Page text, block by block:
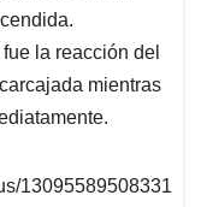
la reacción del
mientras
13095589508331